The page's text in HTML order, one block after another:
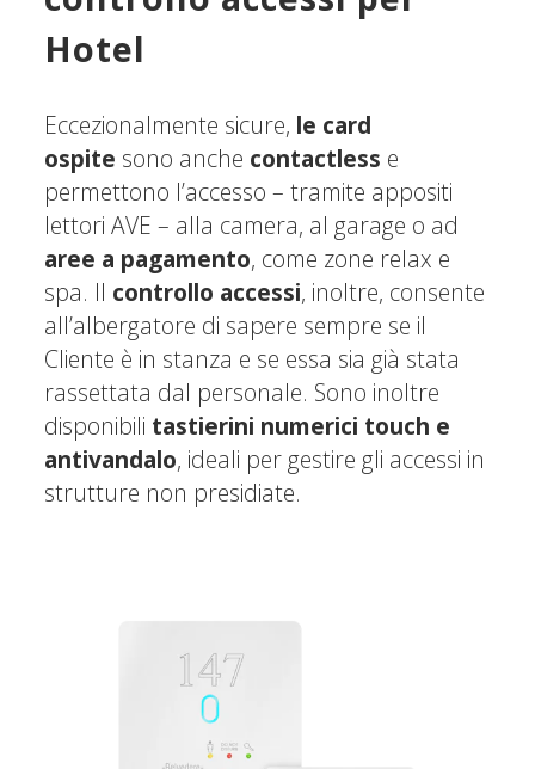
Hotel
Eccezionalmente sicure, le card
ospite sono anche contactless e
permettono l’accesso – tramite appositi
lettori AVE – alla camera, al garage o ad
aree a pagamento, come zone relax e
spa. Il controllo accessi, inoltre, consente
all’albergatore di sapere sempre se il
Cliente è in stanza e se essa sia già stata
rassettata dal personale. Sono inoltre
disponibili tastierini numerici touch e
antivandalo, ideali per gestire gli accessi in
strutture non presidiate.